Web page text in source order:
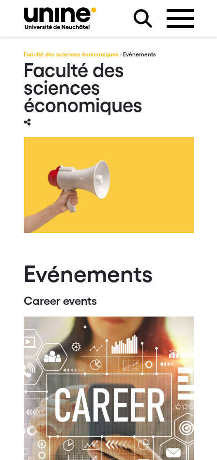
Faculté des sciences économiques · Evénements
Faculté des
sciences
économiques
Evénements
Career events